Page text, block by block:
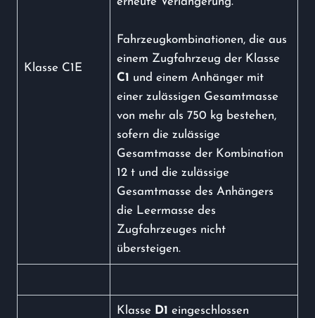
Klasse C1E
Fahrzeugkombinationen, die aus
einem Zugfahrzeug der Klasse
C1 und einem Anhänger mit
einer zulässigen Gesamtmasse
von mehr als 750 kg bestehen,
sofern die zulässige
Gesamtmasse der Kombination
12 t und die zulässige
Gesamtmasse des Anhängers
die Leermasse des
Zugfahrzeuges nicht
übersteigen.
Klasse D1 eingeschlossen